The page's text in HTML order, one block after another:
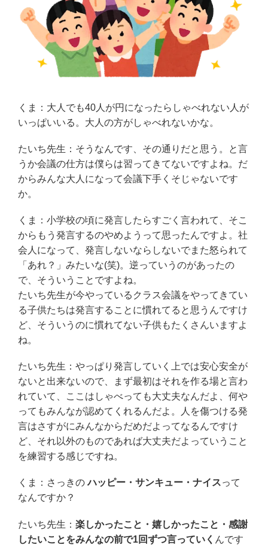
くま：大人でも40人が円になったらしゃべれない人が
いっぱいいる。大人の方がしゃべれないかな。
たいち先生：そうなんです、その通りだと思う。と言
うか会議の仕方は僕らは習ってきてないですよね。だ
からみんな大人になって会議下手くそじゃないです
か。
くま：小学校の頃に発言したらすごく言われて、そこ
からもう発言するのやめようって思ったんですよ。社
会人になって、発言しないならしないでまた怒られて
「あれ？」みたいな(笑)。逆っていうのがあったの
で、そういうことですよね。
たいち先生が今やっているクラス会議をやってきてい
る子供たちは発言することに慣れてると思うんですけ
ど、そういうのに慣れてない子供もたくさんいますよ
ね。
たいち先生：やっぱり発言していく上では安心安全が
ないと出来ないので、まず最初はそれを作る場と言わ
れていて、ここはしゃべっても大丈夫なんだよ、何や
ってもみんなが認めてくれるんだよ。人を傷つける発
言はさすがにみんなからだめだよってなるんですけ
ど、それ以外のものであれば大丈夫だよっていうこと
を練習する感じですね。
くま：さっきのハッピー・サンキュー・ナイスって
なんですか？
たいち先生：楽しかったこと・嬉しかったこと・感謝
したいことをみんなの前で1回ずつ言っていく んです